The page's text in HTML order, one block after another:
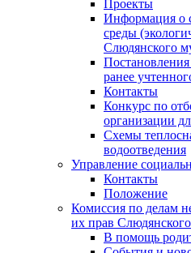
Проекты
Информация о
среды
Слюдянского
ранее
Контакты
Конкурс по
организации
Схемы
водоотведения
Управление
Контакты
Положение
Комиссия по делам
их прав
В помощь